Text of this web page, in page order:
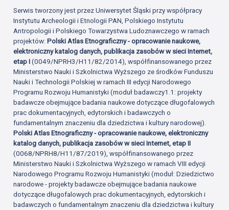
Serwis tworzony jest przez Uniwersytet Śląski przy współpracy
Instytutu Archeologii i Etnologii PAN, Polskiego Instytutu
Antropologii i Polskiego Towarzystwa Ludoznawczego w ramach
projektów:Polski Atlas Etnograficzny - opracowanie naukowe,
elektroniczny katalog danych, publikacja zasobów w sieci Internet,
etap I(0049/NPRH3/H11/82/2014), współfinansowanego przez
Ministerstwo Nauki i Szkolnictwa Wyższego ze środków Funduszu
Nauki i Technologii Polskiej w ramach III edycji Narodowego
Programu Rozwoju Humanistyki (moduł badawczy1.1: projekty
badawcze obejmujące badania naukowe dotyczące długofalowych
prac dokumentacyjnych, edytorskich i badawczych o
fundamentalnym znaczeniu dla dziedzictwa i kultury narodowej).
Polski Atlas Etnograficzny - opracowanie naukowe, elektroniczny
katalog danych, publikacja zasobów w sieci Internet, etap II
(0068/NPRH8/H11/87/2019), współfinansowanego przez
Ministerstwo Nauki i Szkolnictwa Wyższego w ramach VIII edycji
Narodowego Programu Rozwoju Humanistyki (moduł: Dziedzictwo
narodowe - projekty badawcze obejmujące badania naukowe
dotyczące długofalowych prac dokumentacyjnych, edytorskich i
badawczych o fundamentalnym znaczeniu dla dziedzictwa i kultury